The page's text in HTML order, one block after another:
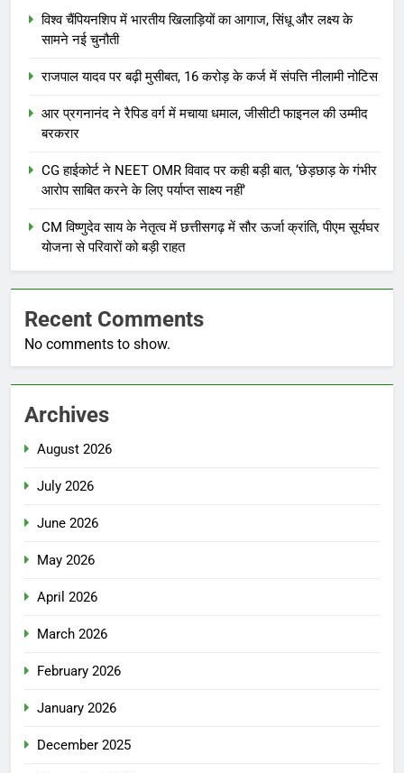
विश्व चैंपियनशिप में भारतीय खिलाड़ियों का आगाज, सिंधू और लक्ष्य के
सामने नई चुनौती
राजपाल यादव पर बढ़ी मुसीबत, 16 करोड़ के कर्ज में संपत्ति नीलामी नोटिस
आर प्रगनानंद ने रैपिड वर्ग में मचाया धमाल, जीसीटी फाइनल की उम्मीद
बरकरार
CG हाईकोर्ट ने NEET OMR विवाद पर कही बड़ी बात, ‘छेड़छाड़ के गंभीर
आरोप साबित करने के लिए पर्याप्त साक्ष्य नहीं’
CM विष्णुदेव साय के नेतृत्व में छत्तीसगढ़ में सौर ऊर्जा क्रांति, पीएम सूर्यघर
योजना से परिवारों को बड़ी राहत
Recent Comments
No comments to show.
Archives
August 2026
July 2026
June 2026
May 2026
April 2026
March 2026
February 2026
January 2026
December 2025